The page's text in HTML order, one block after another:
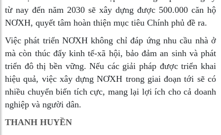
từ nay đến năm 2030 sẽ xây dựng được 500.000 căn hộ
NƠXH, quyết tâm hoàn thiện mục tiêu Chính phủ đề ra.
Việc phát triển NƠXH không chỉ đáp ứng nhu cầu nhà ở
mà còn thúc đẩy kinh tế-xã hội, bảo đảm an sinh và phát
triển đô thị bền vững. Nếu các giải pháp được triển khai
hiệu quả, việc xây dựng NƠXH trong giai đoạn tới sẽ có
nhiều chuyển biến tích cực, mang lại lợi ích cho cả doanh
nghiệp và người dân.
THANH HUYỀN